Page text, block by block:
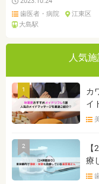
歯医者・病院
江東区
大島駅
人気
1
カ
イ
2
療